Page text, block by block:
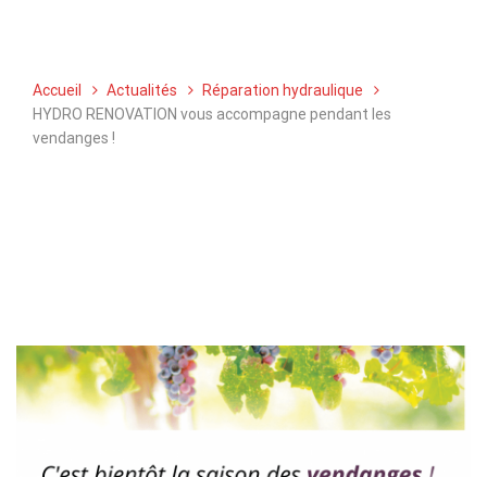
Accueil Actualités
Réparation hydraulique
HYDRO RENOVATION vous accompagne pendant les
vendanges !